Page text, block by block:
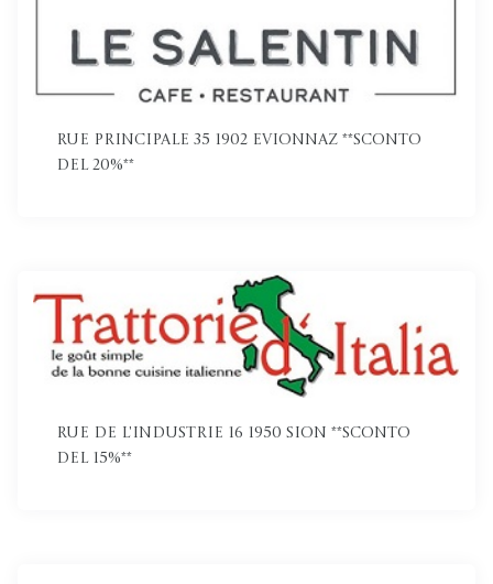
Rue Principale 35 1902 Evionnaz **Sconto
del 20%**
Rue de l'Industrie 16 1950 Sion **Sconto
del 15%**